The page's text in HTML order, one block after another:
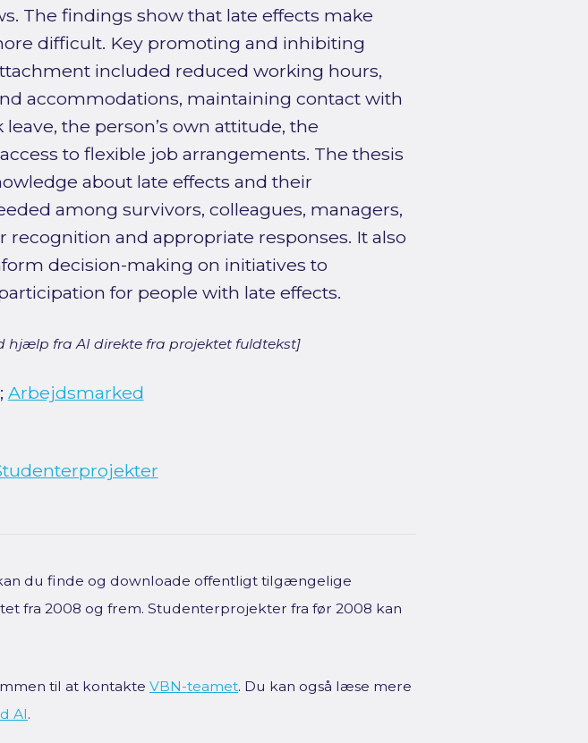
The findings show that late effects make
difficult. Key promoting and inhibiting
included reduced working hours,
accommodations, maintaining contact with
the person’s own attitude, the
to flexible job arrangements. The thesis
about late effects and their
among survivors, colleagues, managers,
recognition and appropriate responses. It also
decision-making on initiatives to
for people with late effects.
hjælp fra AI direkte fra projektet fuldtekst]
; Arbejdsmarked
du finde og downloade offentligt tilgængelige
fra 2008 og frem. Studenterprojekter fra før 2008 kan
til at kontakte VBN-teamet. Du kan også læse mere
AI.